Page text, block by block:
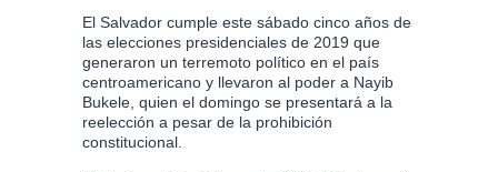
El Salvador cumple este sábado cinco años de
las elecciones presidenciales de 2019 que
generaron un terremoto político en el país
centroamericano y llevaron al poder a Nayib
Bukele, quien el domingo se presentará a la
reelección a pesar de la prohibición
constitucional.